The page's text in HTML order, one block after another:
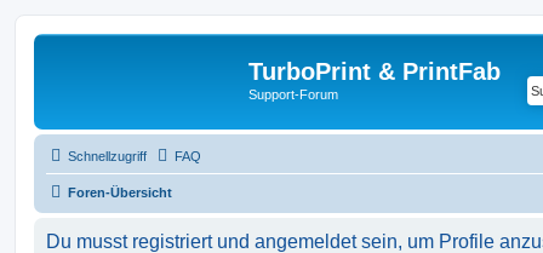
TurboPrint & PrintFab
Support-Forum
Schnellzugriff FAQ
Foren-Übersicht
Du musst registriert und angemeldet sein, um Profile